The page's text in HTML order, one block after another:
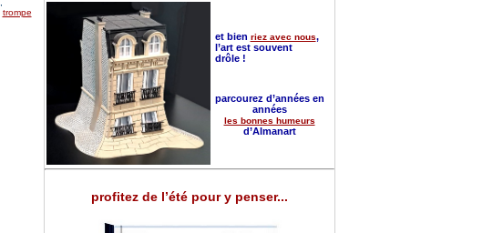
trompe
et bien riez avec nous,
l’art est souvent
drôle !
parcourez d’années en
années
les bonnes humeurs
d’Almanart
profitez de l’été pour y penser...